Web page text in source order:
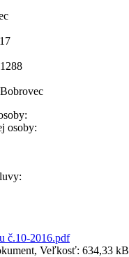
osoby:
č.10-2016.pdf
Veľkosť: 634,33 kB